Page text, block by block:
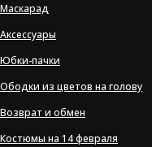
Маскарад
Аксессуары
Юбки-пачки
Ободки из цветов на голову
Возврат и обмен
Костюмы на 14 февраля